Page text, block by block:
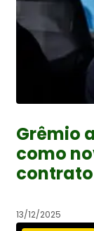
Grêmio
como
contrato
13/12/2025